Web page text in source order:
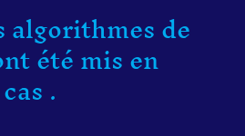
algorithmes de
été mis en
.